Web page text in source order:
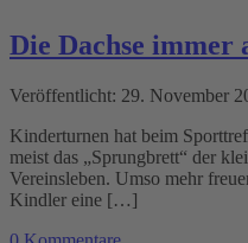
Die Dachse immer
Veröffentlicht: 29. November
Kinderturnen hat beim
meist das „Sprungbrett“ der
Vereinsleben. Umso mehr
Kindler eine […]